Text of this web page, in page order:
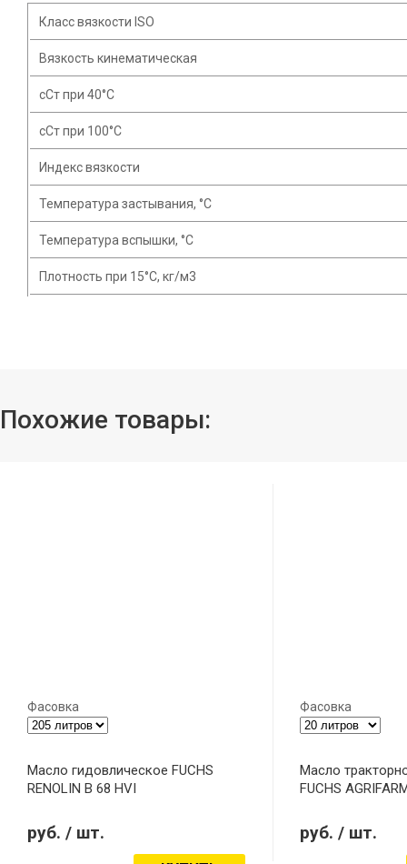
Класс вязкости ISO
Вязкость кинематическая
сСт при 40°C
сСт при 100°С
Индекс вязкости
Температура застывания, °С
Температура вспышки, °C
Плотность при 15°C, кг/м3
Похожие товары:
Фасовка
Масло гидовлическое FUCHS
RENOLIN B 68 HVI
руб. / шт.
Фасовка
Масло
FUCHS
руб. / шт.